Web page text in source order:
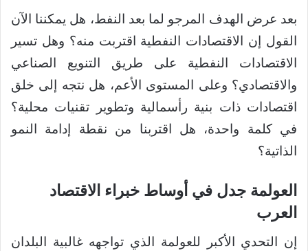
بعد عرض الهدف المرجو لما بعد النفط، هل يمكننا الآن
القول إن الاقتصادات النفطية اقتربت منه؟ وهل تسير
الاقتصادات النفطية على طريق التنويع الصناعي
والاقتصادي؟ وعلى المستوى الأعم، هل نتجه إلى خلق
اقتصادات ذات بنية رأسمالية وتطوير تقنيات محلية؟
في كلمة واحدة، هل اقتربنا من نقطة إدامة النمو
الذاتية؟
العولمة جدل في أوساط خبراء الاقتصاد
العرب
إن التحدي الأكبر للعولمة الذي تواجهه غالبية البلدان